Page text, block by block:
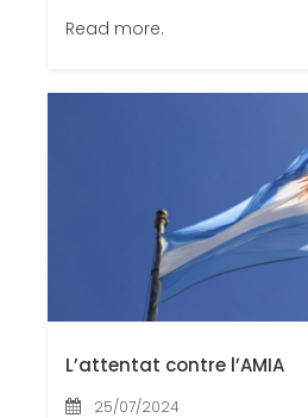
Read more.
L’attentat contre l’AMIA
25/07/2024